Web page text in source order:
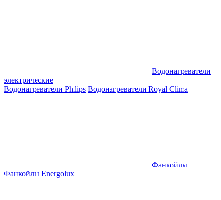
Водонагреватели
электрические
Водонагреватели Philips Водонагреватели Royal Clima
Фанкойлы
Фанкойлы Energolux